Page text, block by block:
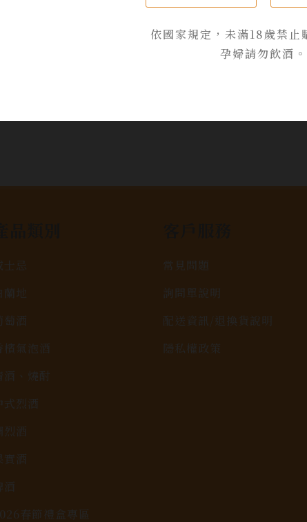
依國家規定，未滿18歲禁止
孕婦請勿飲酒。
士忌
蘭地
萄酒
檳氣泡酒
酒、燒酎
式烈酒
烈酒
實酒
酒
春節禮盒專區
常見問題
詢問單說明
配送資訊/退換貨說明
隱私權政策